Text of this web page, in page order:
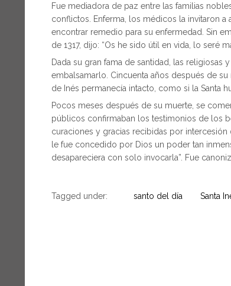
Fue mediadora de paz entre las familias
conflictos. Enferma, los médicos la invitaron a
encontrar remedio para su enfermedad. Sin
de 1317, dijo: “Os he sido útil en vida, lo seré
Dada su gran fama de santidad, las
embalsamarlo. Cincuenta años después de
de Inés permanecía intacto, como si la Santa
Pocos meses después de su muerte, se
públicos confirmaban los testimonios de los
curaciones y gracias recibidas por intercesión
le fue concedido por Dios un poder tan
desapareciera con solo invocarla”. Fue
Tagged under: santo del día Santa